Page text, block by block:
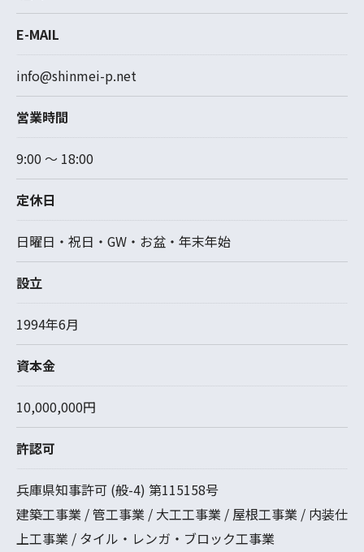
E-MAIL
info@shinmei-p.net
営業時間
9:00 ～ 18:00
定休日
日曜日・祝日・GW・お盆・年末年始
設立
1994年6月
資本金
10,000,000円
許認可
兵庫県知事許可 (般-4) 第115158号
建築工事業 / 管工事業 / 大工工事業 / 屋根工事業 / 内装仕
上工事業 / タイル・レンガ・ブロック工事業